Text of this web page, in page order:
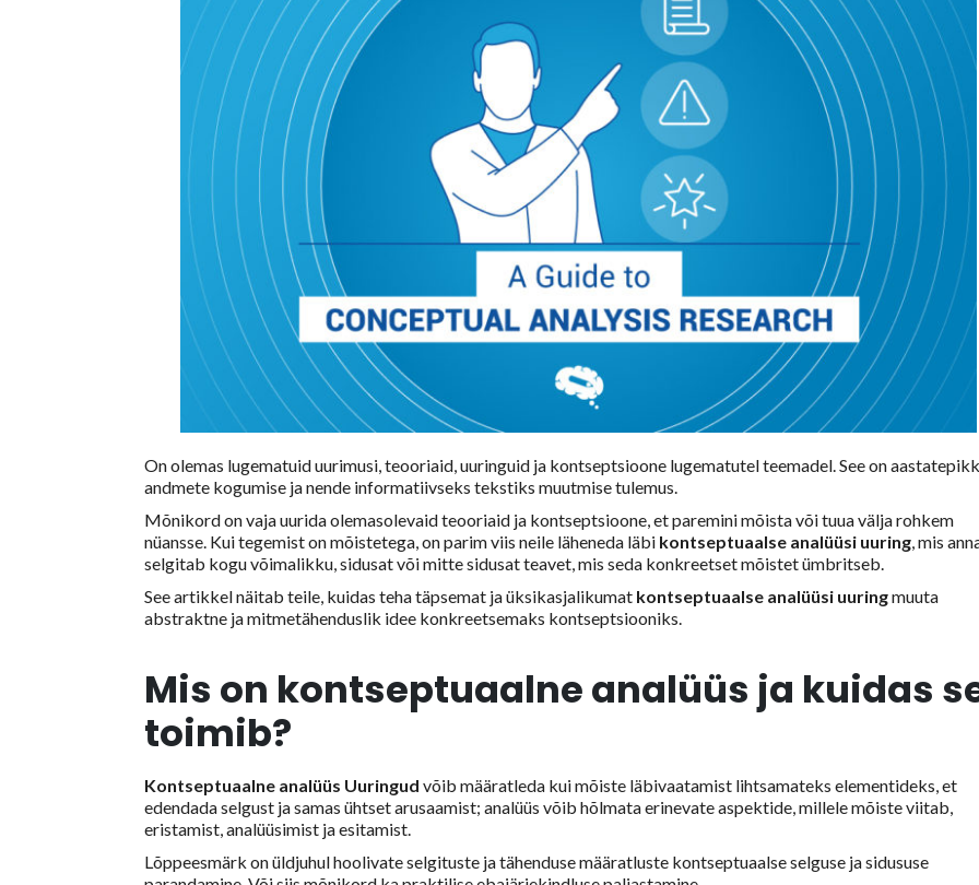
On olemas lugematuid uurimusi, teooriaid, uuringuid ja kontseptsioone lugematutel teemadel. See on
andmete kogumise ja nende informatiivseks tekstiks muutmise tulemus.
Mõnikord on vaja uurida olemasolevaid teooriaid ja kontseptsioone, et paremini mõista või tuua välja rohkem
nüansse. Kui tegemist on mõistetega, on parim viis neile läheneda läbi kontseptuaalse analüüsi uuring, mis
selgitab kogu võimalikku, sidusat või mitte sidusat teavet, mis seda konkreetset mõistet ümbritseb.
See artikkel näitab teile, kuidas teha täpsemat ja üksikasjalikumat kontseptuaalse analüüsi uuringmuuta
abstraktne ja mitmetähenduslik idee konkreetsemaks kontseptsiooniks.
Mis on kontseptuaalne analüüs ja kuidas
toimib?
Kontseptuaalne analüüs Uuringud võib määratleda kui mõiste läbivaatamist lihtsamateks elementideks, et
edendada selgust ja samas ühtset arusaamist; analüüs võib hõlmata erinevate aspektide, millele mõiste viitab,
eristamist, analüüsimist ja esitamist.
Lõppeesmärk on üldjuhul hoolivate selgituste ja tähenduse määratluste kontseptuaalse selguse ja sidususe